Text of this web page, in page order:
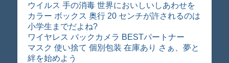
ウイルス 手の消毒 世界においしいしあわせを
カラー ボックス 奥行 20 センチが許されるのは
小学生までだよね?
ワイヤレス バックカメラ BESTパートナー
マスク 使い捨て 個別包装 在庫あり さぁ、夢と
絆を始めよう